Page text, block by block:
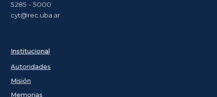
5285 - 5000
cyt@rec.uba.ar
Institucional
Autoridades
Misión
Memorias